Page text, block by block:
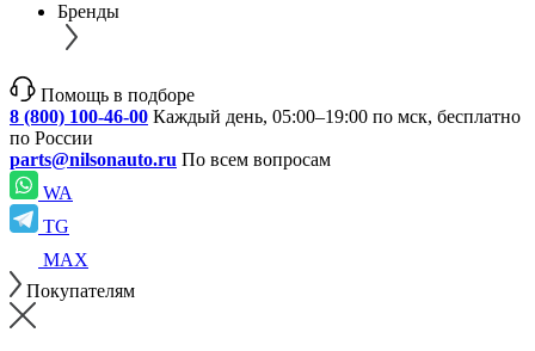
Бренды
Помощь в подборе
8 (800) 100-46-00 Каждый день, 05:00–19:00 по мск, бесплатно
по России
parts@nilsonauto.ru По всем вопросам
WA
TG
MAX
Покупателям